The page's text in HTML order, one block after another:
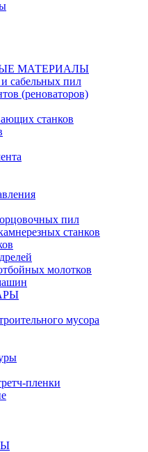
МАТЕРИАЛЫ
и сабельных пил
(реноваторов)
станков
пил
станков
молотков
мусора
пленки